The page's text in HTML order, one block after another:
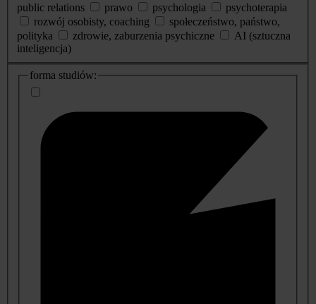
public relations
prawo psychologia
psychoterapia
rozwój osobisty, coaching
społeczeństwo, państwo,
polityka
zdrowie, zaburzenia psychiczne
AI (sztuczna
inteligencja)
dodatkowe
informacje
forma studiów: